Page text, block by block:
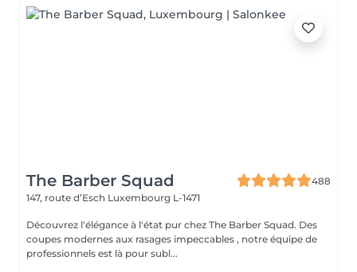
The Barber Squad
488
147, route d’Esch Luxembourg L-1471
Découvrez l'élégance à l'état pur chez The Barber Squad. Des
coupes modernes aux rasages impeccables , notre équipe de
professionnels est là pour subl...